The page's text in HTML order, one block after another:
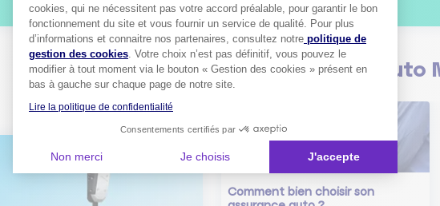
Découvrez lesconseils Auto
Comment bien choisir son
cookies, qui ne nécessitent pas votre accord préalable, pour garantir le bon
fonctionnement du site et vous fournir un service de qualité. Pour plus
d’informations et connaitre nos partenaires, consultez notre politique de
gestion des cookies. Votre choix n’est pas définitif, vous pouvez le
modifier à tout moment via le bouton « Gestion des cookies » présent en
bas à gauche sur chaque page de notre site.
Lire la politique de confidentialité
Consentements certifiés par
Non merci Je choisis J'accepte
Axeptio consent